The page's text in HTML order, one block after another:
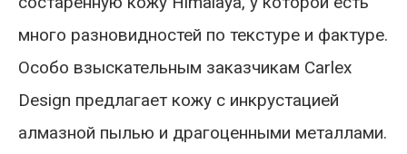
много разновидностей по текстуре и фактуре.
Особо взыскательным заказчикам Carlex
Design предлагает кожу с инкрустацией
алмазной пылью и драгоценными металлами.